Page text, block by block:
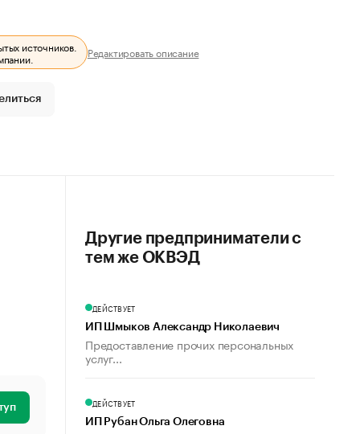
источников.
Редактировать описание
Другие предприниматели с
тем же ОКВЭД
ДЕЙСТВУЕТ
ИП Шмыков Александр Николаевич
Предоставление прочих персональных
услуг...
ДЕЙСТВУЕТ
ИП Рубан Ольга Олеговна